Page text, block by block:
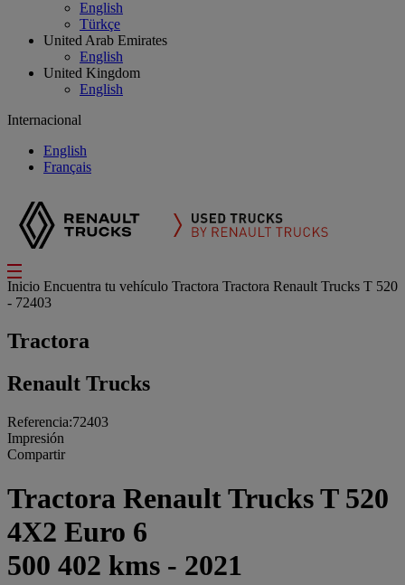
English
Türkçe
United Arab Emirates
English
United Kingdom
English
Internacional
English
Français
Inicio Encuentra tu vehículo Tractora Tractora Renault Trucks T 520
- 72403
Tractora
Renault Trucks
Referencia:72403
Impresión
Compartir
Tractora Renault Trucks T 520
4X2 Euro 6
500 402 kms - 2021